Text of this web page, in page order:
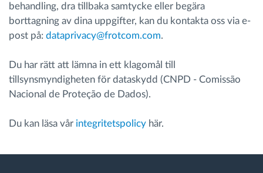
behandling, dra tillbaka samtycke eller begära
borttagning av dina uppgifter, kan du kontakta oss via e-
post på: dataprivacy@frotcom.com.
Du har rätt att lämna in ett klagomål till
tillsynsmyndigheten för dataskydd (CNPD - Comissão
Nacional de Proteção de Dados).
Du kan läsa vår integritetspolicy här.